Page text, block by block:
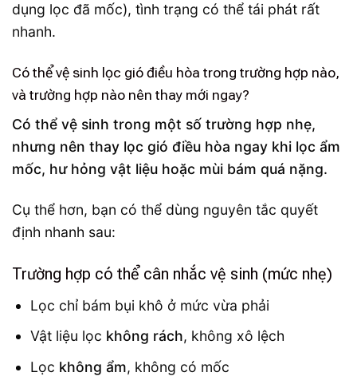
dụng lọc đã mốc), tình trạng có thể tái phát rất
nhanh.
Có thể vệ sinh lọc gió điều hòa trong trường hợp nào,
và trường hợp nào nên thay mới ngay?
Có thể vệ sinh trong một số trường hợp nhẹ,
nhưng nên thay lọc gió điều hòa ngay khi lọc ẩm
mốc, hư hỏng vật liệu hoặc mùi bám quá nặng.
Cụ thể hơn, bạn có thể dùng nguyên tắc quyết
định nhanh sau:
Trường hợp có thể cân nhắc vệ sinh (mức nhẹ)
Lọc chỉ bám bụi khô ở mức vừa phải
Vật liệu lọc không rách, không xô lệch
Lọc không ẩm, không có mốc